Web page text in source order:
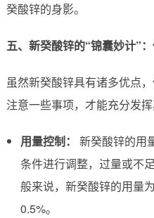
癸酸锌的身影。
五、新癸酸锌的“锦囊妙计”
虽然新癸酸锌具有诸多优点
注意一些事项，才能充分发挥
用量控制：
新癸酸锌的用
条件进行调整，过量或不
般来说，新癸酸锌的用量
0.5%。